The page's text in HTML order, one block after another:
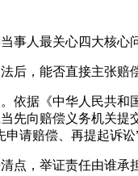
事人最关心四大核心
后，能否直接主张赔
依据《中华人民共
先向赔偿义务机关
请赔偿、再提起诉
点，举证责任由谁承